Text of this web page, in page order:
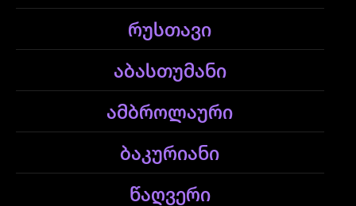
რუსთავი
აბასთუმანი
ამბროლაური
ბაკურიანი
წაღვერი